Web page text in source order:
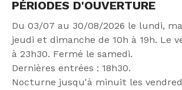
PÉRIODES D'OUVERTURE
Du 03/07 au 30/08/2026 le lundi,
jeudi et dimanche de 10h à 19h. Le
à 23h30. Fermé le samedi.
Dernières entrées : 18h30.
Nocturne jusqu'à minuit les